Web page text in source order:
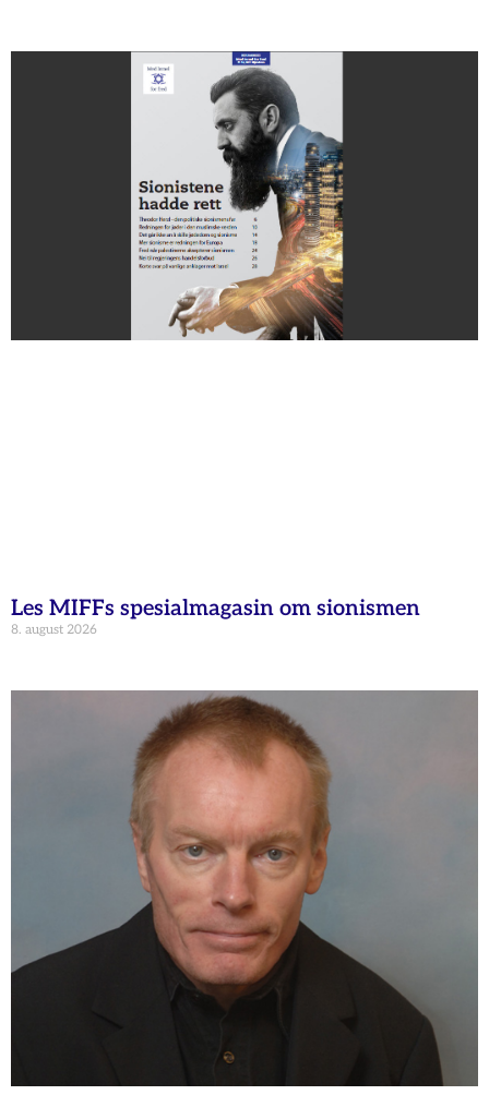
Les MIFFs spesialmagasin om sionismen
8. august 2026